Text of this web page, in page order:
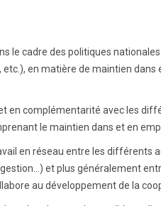
le cadre des politiques
etc.), en matière de maintien
en complémentarité avec les
le maintien dans et en
en réseau entre les différents
et plus généralement
au développement de la